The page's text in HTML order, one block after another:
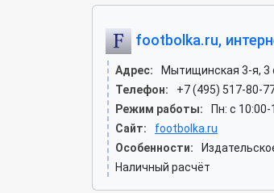
footbolka.ru,
Адрес:
Мытищинская 3-я, 3
Телефон:
+7 (495) 517-80-
Режим работы:
Пн: c
Сайт:
footbolka.ru
Особенности:
Наличный расчёт